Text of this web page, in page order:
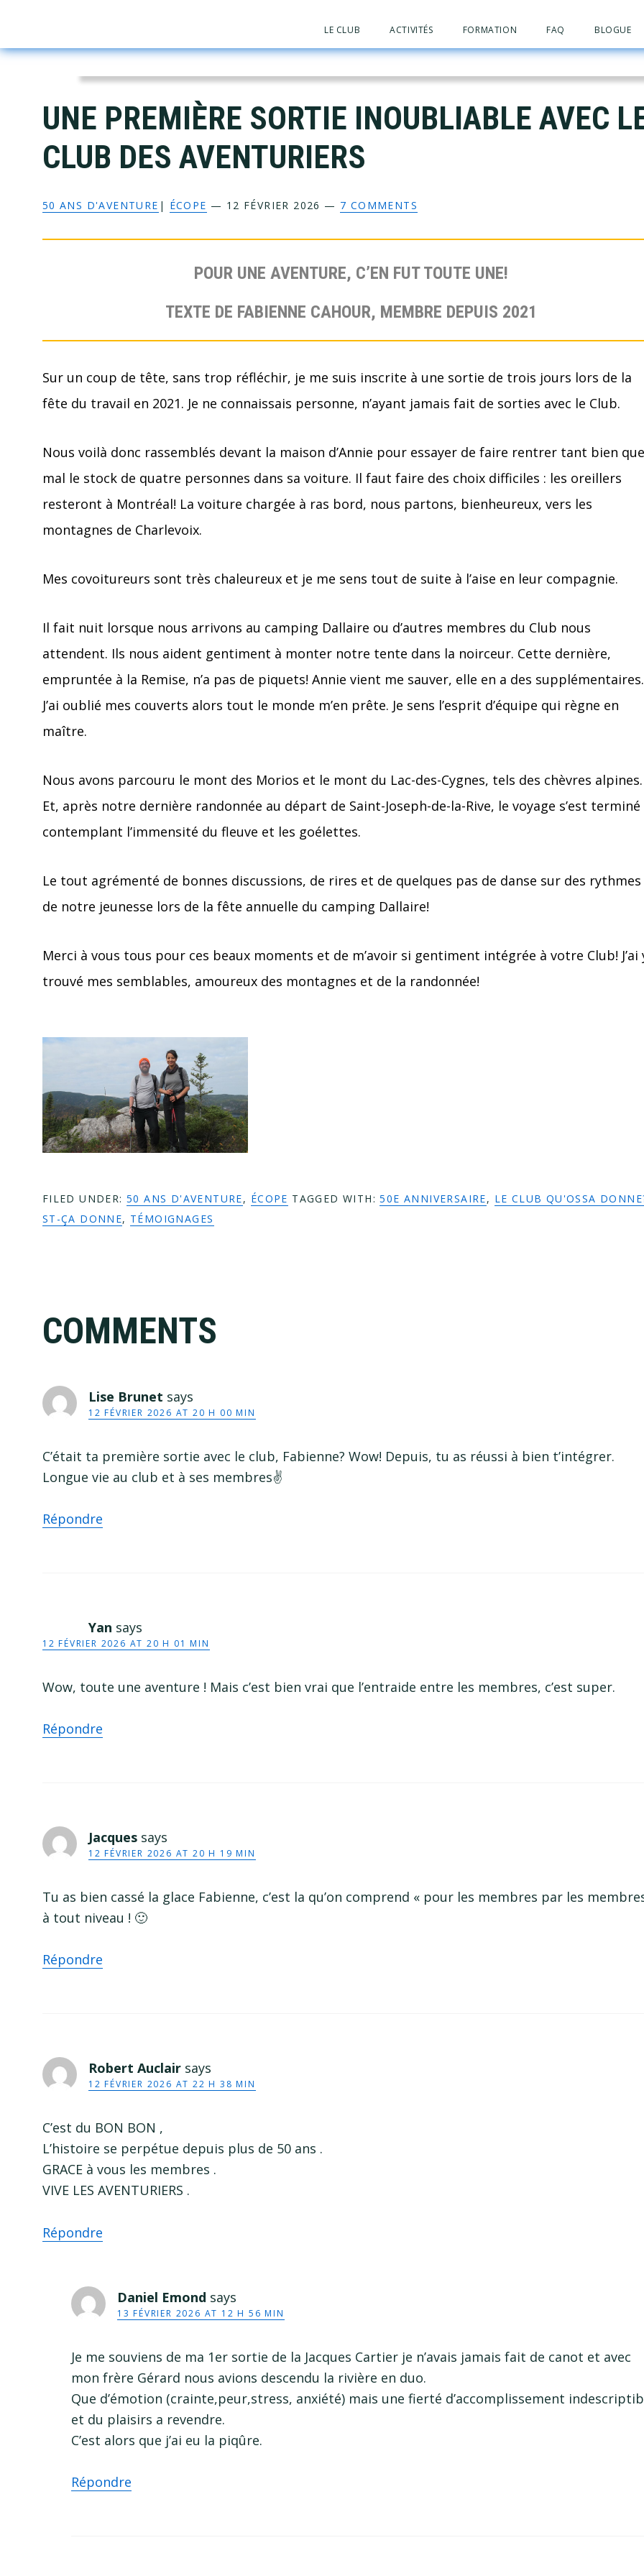
primary
main
primary
footer
LE CLUB ACTIVITÉS FORMATION FAQ BLOGUE
UNE PREMIÈRE SORTIE INOUBLIABLE AVEC
CLUB DES AVENTURIERS
50 ANS D'AVENTURE | ÉCOPE — 12 FÉVRIER 2026 — 7 COMMENTS
POUR UNE AVENTURE, C’EN FUT TOUTE UNE!
TEXTE DE FABIENNE CAHOUR, MEMBRE DEPUIS 2021
Sur un coup de tête, sans trop réfléchir, je me suis inscrite à une sortie de trois jours lors de la
fête du travail en 2021. Je ne connaissais personne, n’ayant jamais fait de sorties avec le Club.
Nous voilà donc rassemblés devant la maison d’Annie pour essayer de faire rentrer tant bien que
mal le stock de quatre personnes dans sa voiture. Il faut faire des choix difficiles : les oreillers
resteront à Montréal! La voiture chargée à ras bord, nous partons, bienheureux, vers les
montagnes de Charlevoix.
Mes covoitureurs sont très chaleureux et je me sens tout de suite à l’aise en leur compagnie.
Il fait nuit lorsque nous arrivons au camping Dallaire ou d’autres membres du Club nous
attendent. Ils nous aident gentiment à monter notre tente dans la noirceur. Cette dernière,
empruntée à la Remise, n’a pas de piquets! Annie vient me sauver, elle en a des supplémentaires.
J’ai oublié mes couverts alors tout le monde m’en prête. Je sens l’esprit d’équipe qui règne en
maître.
Nous avons parcouru le mont des Morios et le mont du Lac-des-Cygnes, tels des chèvres alpines.
Et, après notre dernière randonnée au départ de Saint-Joseph-de-la-Rive, le voyage s’est terminé
contemplant l’immensité du fleuve et les goélettes.
Le tout agrémenté de bonnes discussions, de rires et de quelques pas de danse sur des rythmes
de notre jeunesse lors de la fête annuelle du camping Dallaire!
Merci à vous tous pour ces beaux moments et de m’avoir si gentiment intégrée à votre Club! J’ai
trouvé mes semblables, amoureux des montagnes et de la randonnée!
FILED UNDER:50 ANS D'AVENTURE, ÉCOPE TAGGED WITH:50E ANNIVERSAIRE, LE CLUB QU'OSSA
ST-ÇA DONNE, TÉMOIGNAGES
Interactions
COMMENTS
Lise Brunet says
12 FÉVRIER 2026 AT 20 H 00 MIN
C’était ta première sortie avec le club, Fabienne? Wow! Depuis, tu as réussi à bien t’intégrer.
Longue vie au club et à ses membres✌️
Répondre
Yan says
12 FÉVRIER 2026 AT 20 H 01 MIN
Wow, toute une aventure ! Mais c’est bien vrai que l’entraide entre les membres, c’est super.
Répondre
Jacques says
12 FÉVRIER 2026 AT 20 H 19 MIN
Tu as bien cassé la glace Fabienne, c’est la qu’on comprend « pour les membres par les
à tout niveau ! 🙂
Répondre
Robert Auclair says
12 FÉVRIER 2026 AT 22 H 38 MIN
C’est du BON BON ,
L’histoire se perpétue depuis plus de 50 ans .
GRACE à vous les membres .
VIVE LES AVENTURIERS .
Répondre
Daniel Emond says
13 FÉVRIER 2026 AT 12 H 56 MIN
Je me souviens de ma 1er sortie de la Jacques Cartier je n’avais jamais fait de canot et avec
mon frère Gérard nous avions descendu la rivière en duo.
Que d’émotion (crainte,peur,stress, anxiété) mais une fierté d’accomplissement
et du plaisirs a revendre.
C’est alors que j’ai eu la piqûre.
Répondre